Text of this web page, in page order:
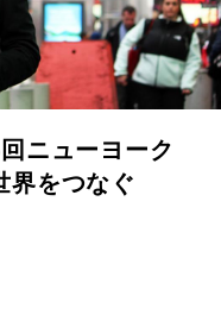
ニューヨーク
界をつなぐ